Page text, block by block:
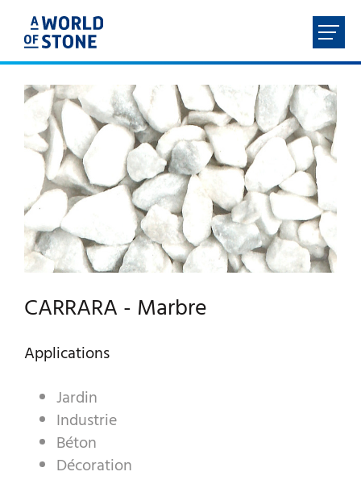
ACCUEIL
À PROPOS
PRODUITS
SERVICES
A WORLD OF STONE®
RONDOSTONE®
CARRARA - Marbre
Applications
Jardin
Industrie
Béton
Décoration